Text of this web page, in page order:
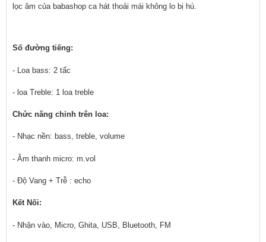
lọc âm của babashop ca hát thoải mái không lo bị hú.
Số đường tiếng:
- Loa bass: 2 tấc
- loa Treble: 1 loa treble
Chức năng chỉnh trên loa:
- Nhạc nền: bass, treble, volume
- Âm thanh micro: m.vol
- Độ Vang + Trễ : echo
Kết Nối:
- Nhận vào, Micro, Ghita, USB, Bluetooth, FM